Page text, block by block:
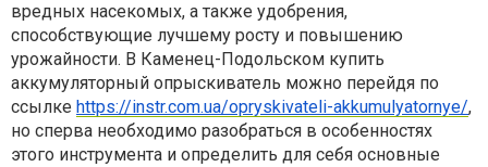
вредных насекомых, а также удобрения,
способствующие лучшему росту и повышению
урожайности. В Каменец-Подольском купить
аккумуляторный опрыскиватель можно перейдя по
ссылке https://instr.com.ua/opryskivateli-akkumulyatornye/,
но сперва необходимо разобраться в особенностях
этого инструмента и определить для себя основные